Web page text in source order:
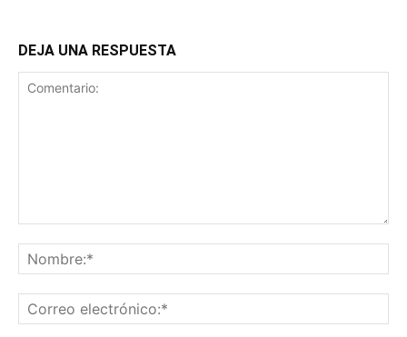
DEJA UNA RESPUESTA